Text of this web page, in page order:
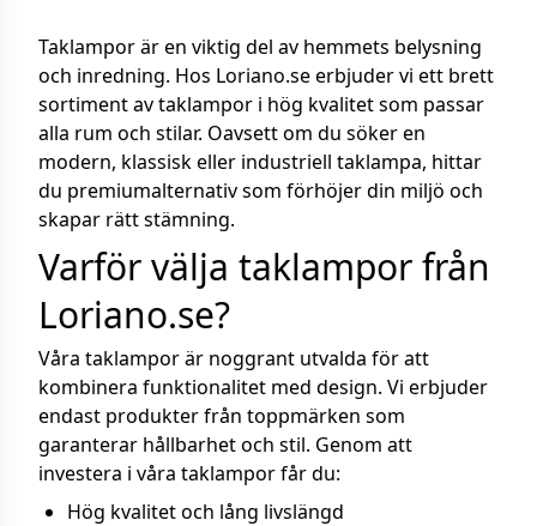
Taklampor är en viktig del av hemmets belysning
och inredning. Hos Loriano.se erbjuder vi ett brett
sortiment av taklampor i hög kvalitet som passar
alla rum och stilar. Oavsett om du söker en
modern, klassisk eller industriell taklampa, hittar
du premiumalternativ som förhöjer din miljö och
skapar rätt stämning.
Varför välja taklampor från
Loriano.se?
Våra taklampor är noggrant utvalda för att
kombinera funktionalitet med design. Vi erbjuder
endast produkter från toppmärken som
garanterar hållbarhet och stil. Genom att
investera i våra taklampor får du:
Hög kvalitet och lång livslängd